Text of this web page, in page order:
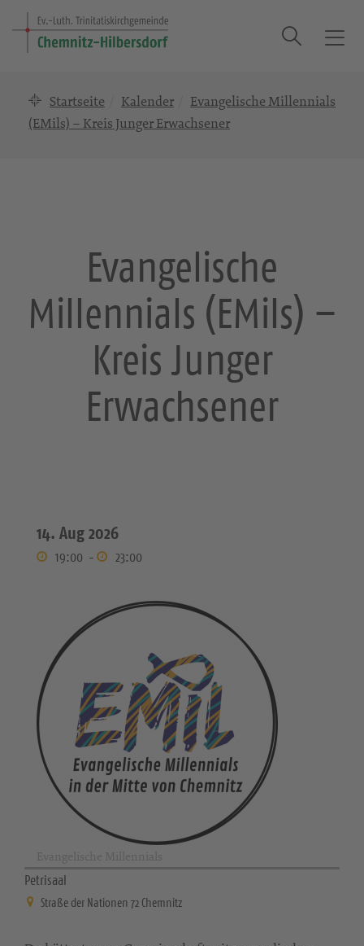
T
g
o
Suche
Startseite Kalender
Evangelische Millennials
(EMils) – Kreis Junger Erwachsener
Evangelische
Millennials (EMils) –
Kreis Junger
Erwachsener
14. Aug 2026
19:00 - 23:00
Petrisaal
Straße der Nationen 72 Chemnitz